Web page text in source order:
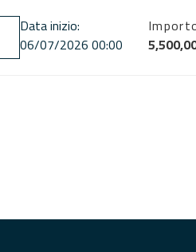
Data inizio:
06/07/2026 00:00